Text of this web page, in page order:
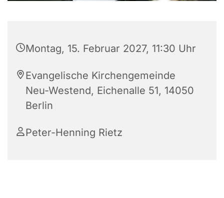
Montag, 15. Februar 2027, 11:30 Uhr
Evangelische Kirchengemeinde
Neu-Westend, Eichenalle 51, 14050
Berlin
Peter-Henning Rietz